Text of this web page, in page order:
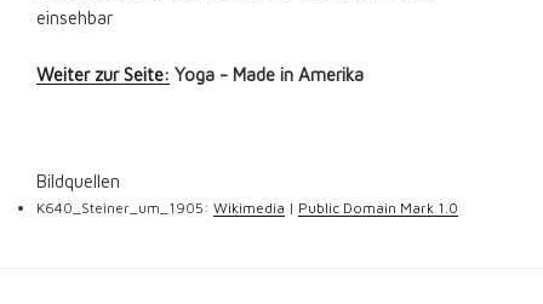
einsehbar
Weiter zur Seite: Yoga - Made in Amerika
Bildquellen
K640_Steiner_um_1905: Wikimedia | Public Domain Mark 1.0